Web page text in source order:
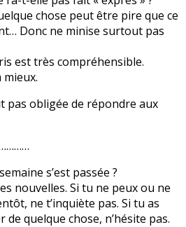
chose peut être pire que ce
Donc ne minise surtout pas
est très compréhensible.
mieux.
pas obligée de répondre aux
s’est passée ?
nouvelles. Si tu ne peux ou ne
ne t’inquiète pas. Si tu as
quelque chose, n’hésite pas.